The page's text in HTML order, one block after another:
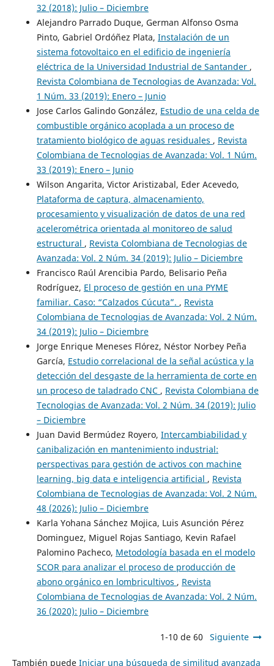
32 (2018): Julio – Diciembre
Alejandro Parrado Duque, German Alfonso Osma
Pinto, Gabriel Ordóñez Plata, Instalación de un
sistema fotovoltaico en el edificio de ingeniería
eléctrica de la Universidad Industrial de Santander ,
Revista Colombiana de Tecnologias de Avanzada: Vol.
1 Núm. 33 (2019): Enero – Junio
Jose Carlos Galindo González, Estudio de una celda de
combustible orgánico acoplada a un proceso de
tratamiento biológico de aguas residuales , Revista
Colombiana de Tecnologias de Avanzada: Vol. 1 Núm.
33 (2019): Enero – Junio
Wilson Angarita, Victor Aristizabal, Eder Acevedo,
Plataforma de captura, almacenamiento,
procesamiento y visualización de datos de una red
acelerométrica orientada al monitoreo de salud
estructural , Revista Colombiana de Tecnologias de
Avanzada: Vol. 2 Núm. 34 (2019): Julio – Diciembre
Francisco Raúl Arencibia Pardo, Belisario Peña
Rodríguez, El proceso de gestión en una PYME
familiar. Caso: “Calzados Cúcuta”. , Revista
Colombiana de Tecnologias de Avanzada: Vol. 2 Núm.
34 (2019): Julio – Diciembre
Jorge Enrique Meneses Flórez, Néstor Norbey Peña
García, Estudio correlacional de la señal acústica y la
detección del desgaste de la herramienta de corte en
un proceso de taladrado CNC , Revista Colombiana de
Tecnologias de Avanzada: Vol. 2 Núm. 34 (2019): Julio
– Diciembre
Juan David Bermúdez Royero, Intercambiabilidad y
canibalización en mantenimiento industrial:
perspectivas para gestión de activos con machine
learning, big data e inteligencia artificial , Revista
Colombiana de Tecnologias de Avanzada: Vol. 2 Núm.
48 (2026): Julio – Diciembre
Karla Yohana Sánchez Mojica, Luis Asunción Pérez
Dominguez, Miguel Rojas Santiago, Kevin Rafael
Palomino Pacheco, Metodología basada en el modelo
SCOR para analizar el proceso de producción de
abono orgánico en lombricultivos , Revista
Colombiana de Tecnologias de Avanzada: Vol. 2 Núm.
36 (2020): Julio – Diciembre
1-10 de 60 Siguiente
También puede Iniciar una búsqueda de similitud avanzada